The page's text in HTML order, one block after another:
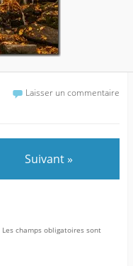
Laisser un commentaire
Suivant »
Les champs obligatoires sont